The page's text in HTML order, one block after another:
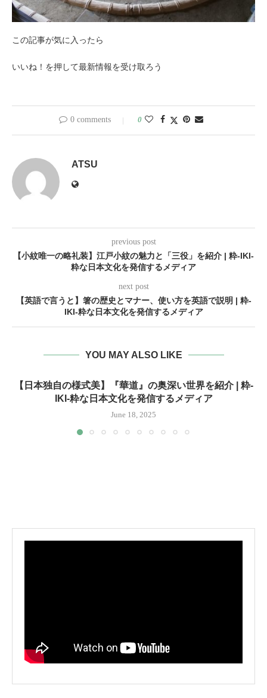
この記事が気に入ったら
いいね！を押して最新情報を受け取ろう
0 comments 0
ATSU
previous post
【小紋唯一の略礼装】江戸小紋の魅力と「三役」を紹介 | 粋-IKI-
粋な日本文化を発信するメディア
next post
【英語で言うと】箸の歴史とマナー、使い方を英語で説明 | 粋-
IKI-粋な日本文化を発信するメディア
YOU MAY ALSO LIKE
【日本独自の様式美】『華道』の奥深い世界を紹介 | 粋-
IKI-粋な日本文化を発信するメディア
June 18, 2025